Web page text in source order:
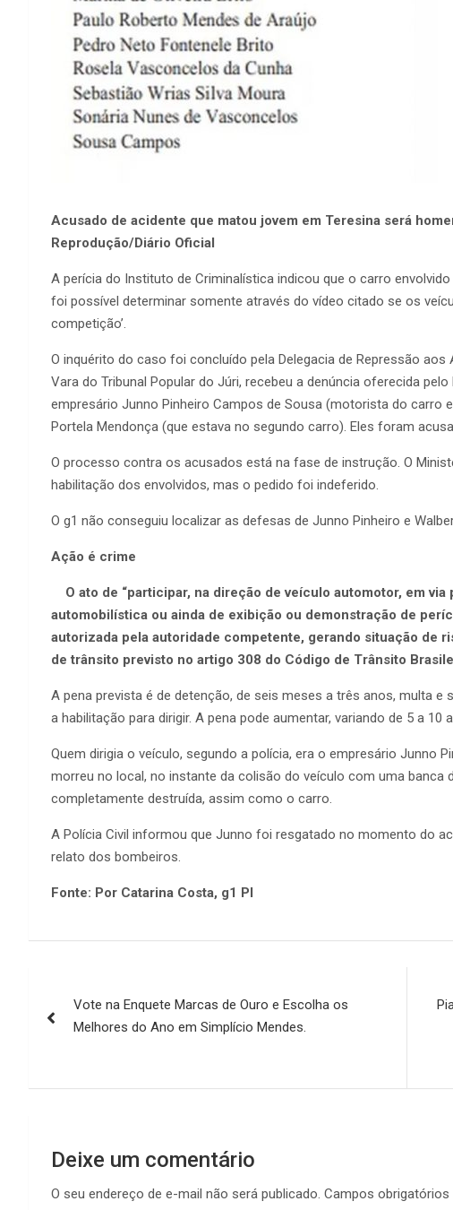
Acusado de acidente que matou jovem em Teresina será
Reprodução/Diário Oficial
A perícia do Instituto de Criminalística indicou que o carro
foi possível determinar somente através do vídeo citado se os
competição’.
O inquérito do caso foi concluído pela Delegacia de Repressão
Vara do Tribunal Popular do Júri, recebeu a denúncia oferecida
empresário Junno Pinheiro Campos de Sousa (motorista do carro
Portela Mendonça (que estava no segundo carro). Eles foram
O processo contra os acusados está na fase de instrução. O
habilitação dos envolvidos, mas o pedido foi indeferido.
O g1 não conseguiu localizar as defesas de Junno Pinheiro e
Ação é crime
O ato de “participar, na direção de veículo automotor, em
automobilística ou ainda de exibição ou demonstração de
autorizada pela autoridade competente, gerando situação de
de trânsito previsto no artigo 308 do Código de Trânsito
A pena prevista é de detenção, de seis meses a três anos, multa
a habilitação para dirigir. A pena pode aumentar, variando de 5 a 10
Quem dirigia o veículo, segundo a polícia, era o empresário Junno
morreu no local, no instante da colisão do veículo com uma banca
completamente destruída, assim como o carro.
A Polícia Civil informou que Junno foi resgatado no momento do
relato dos bombeiros.
Fonte: Por Catarina Costa, g1 PI
de
Vote na Enquete Marcas de Ouro e Escolha os
Melhores do Ano em Simplício Mendes.
Deixe um comentário
O seu endereço de e-mail não será publicado. Campos